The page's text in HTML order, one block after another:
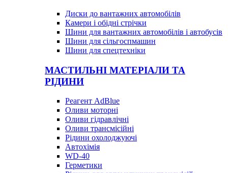
Диски до вантажних автомобілів
Камери і обідні стрічки
Шини для вантажних автомобілів і автобусів
Шини для сільгоспмашин
Шини для спецтехніки
МАСТИЛЬНІ МАТЕРІАЛИ ТА
РІДИНИ
Реагент AdBlue
Оливи моторні
Оливи гідравлічні
Оливи трансмісійні
Рідини охолоджуючі
Автохімія
WD-40
Герметики